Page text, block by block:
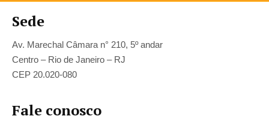
Sede
Av. Marechal Câmara n° 210, 5º andar
Centro – Rio de Janeiro – RJ
CEP 20.020-080
Fale conosco